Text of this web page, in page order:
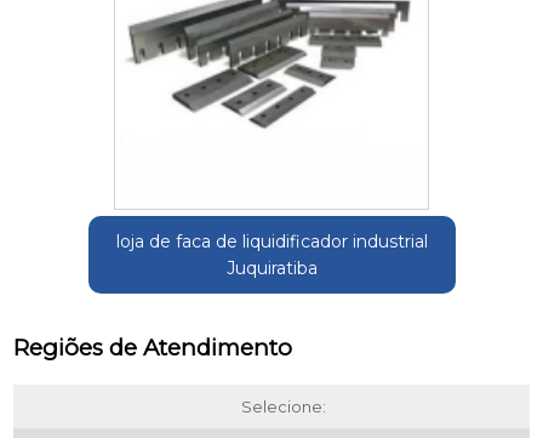
loja de faca de liquidificador industrial
Juquiratiba
Regiões de Atendimento
Selecione: